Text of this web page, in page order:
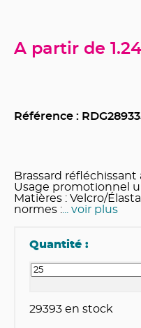
A partir de
Référence : RDG
Brassard
Usage promotionnel
Matières : Velcro/
normes :... voir plus
Quantité :
29393 en stock